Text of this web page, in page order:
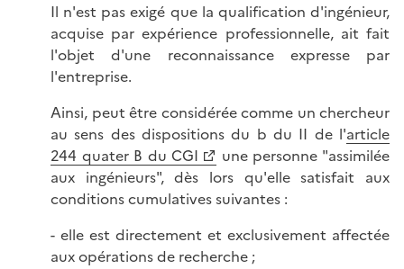
Il n'est pas exigé que la qualification d'ingénieur,
acquise par expérience professionnelle, ait fait
l'objet d'une reconnaissance expresse par
l'entreprise.
Ainsi, peut être considérée comme un chercheur
au sens des dispositions du b du II de l'article
244 quater B du CGI
une personne "assimilée
aux ingénieurs", dès lors qu'elle satisfait aux
conditions cumulatives suivantes :
- elle est directement et exclusivement affectée
aux opérations de recherche ;